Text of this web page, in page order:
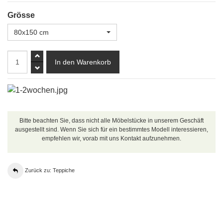
Grösse
80x150 cm
Bitte beachten Sie, dass nicht alle Möbelstücke in unserem Geschäft
ausgestellt sind. Wenn Sie sich für ein bestimmtes Modell interessieren,
empfehlen wir, vorab mit uns Kontakt aufzunehmen.
Zurück zu: Teppiche